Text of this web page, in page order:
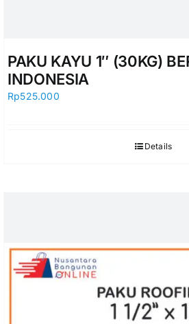
PAKU KAYU 1″ (30KG)
INDONESIA
Rp525.000
Details